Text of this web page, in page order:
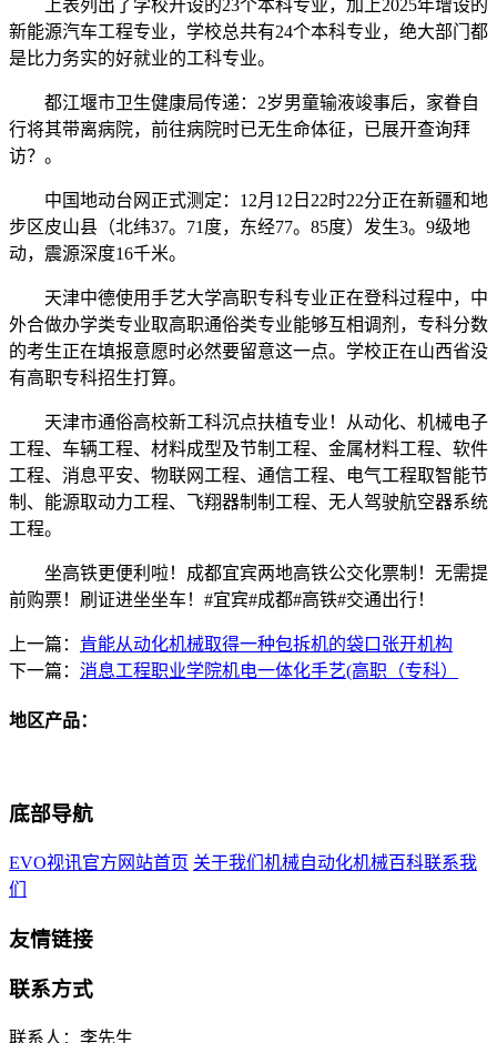
上表列出了学校开设的23个本科专业，加上2025年增设的
新能源汽车工程专业，学校总共有24个本科专业，绝大部门都
是比力务实的好就业的工科专业。
都江堰市卫生健康局传递：2岁男童输液竣事后，家眷自
行将其带离病院，前往病院时已无生命体征，已展开查询拜
访？。
中国地动台网正式测定：12月12日22时22分正在新疆和地
步区皮山县（北纬37。71度，东经77。85度）发生3。9级地
动，震源深度16千米。
天津中德使用手艺大学高职专科专业正在登科过程中，中
外合做办学类专业取高职通俗类专业能够互相调剂，专科分数
的考生正在填报意愿时必然要留意这一点。学校正在山西省没
有高职专科招生打算。
天津市通俗高校新工科沉点扶植专业！从动化、机械电子
工程、车辆工程、材料成型及节制工程、金属材料工程、软件
工程、消息平安、物联网工程、通信工程、电气工程取智能节
制、能源取动力工程、飞翔器制制工程、无人驾驶航空器系统
工程。
坐高铁更便利啦！成都宜宾两地高铁公交化票制！无需提
前购票！刷证进坐坐车！#宜宾#成都#高铁#交通出行！
上一篇： 肯能从动化机械取得一种包拆机的袋口张开机构
下一篇： 消息工程职业学院机电一体化手艺(高职（专科）
地区产品：
底部导航
EVO视讯官方网站首页 关于我们 机械自动化机械百科联系我
们
友情链接
联系方式
联系人：李先生